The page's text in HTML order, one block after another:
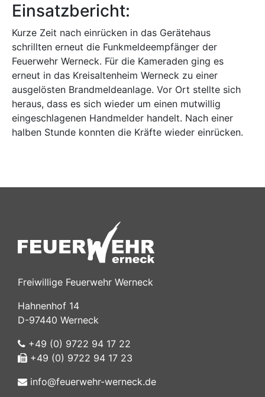
Einsatzbericht:
Kurze Zeit nach einrücken in das Gerätehaus
schrillten erneut die Funkmeldeempfänger der
Feuerwehr Werneck. Für die Kameraden ging es
erneut in das Kreisaltenheim Werneck zu einer
ausgelösten Brandmeldeanlage. Vor Ort stellte sich
heraus, dass es sich wieder um einen mutwillig
eingeschlagenen Handmelder handelt. Nach einer
halben Stunde konnten die Kräfte wieder einrücken.
Freiwillige Feuerwehr Werneck
Hahnenhof 14
D-97440 Werneck
+49 (0) 9722 94 17 22
+49 (0) 9722 94 17 23
info@feuerwehr-werneck.de